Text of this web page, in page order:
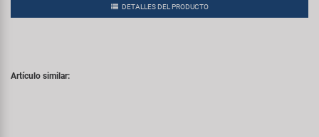
DETALLES DEL PRODUCTO
Artículo similar: